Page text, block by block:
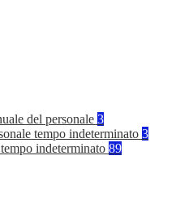
del personale 3
tempo indeterminato 3
indeterminato 89